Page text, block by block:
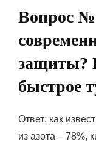
Вопрос
защиты?
быстрое
Ответ: как
из азота – 78%,